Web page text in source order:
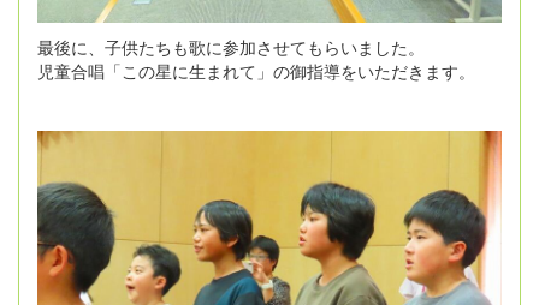
最後に、子供たちも歌に参加させてもらいました。
児童合唱「この星に生まれて」の御指導をいただきます。